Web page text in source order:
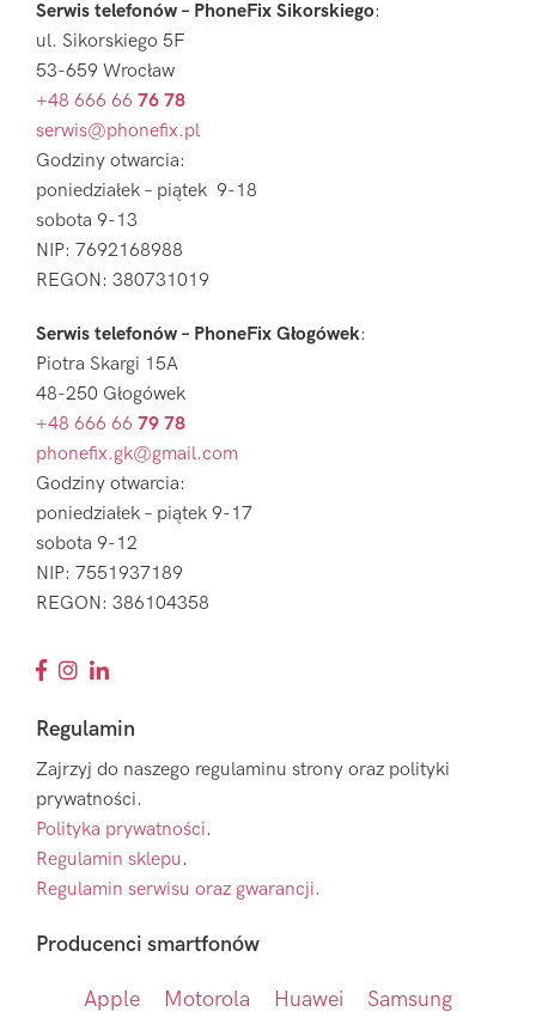
Serwis telefonów – PhoneFix Sikorskiego:
ul. Sikorskiego 5F
53-659 Wrocław
+48 666 66 76 78
serwis@phonefix.pl
Godziny otwarcia:
poniedziałek – piątek 9-18
sobota 9-13
NIP: 7692168988
REGON: 380731019
Serwis telefonów – PhoneFix Głogówek:
Piotra Skargi 15A
48-250 Głogówek
+48 666 66 79 78
phonefix.gk@gmail.com
Godziny otwarcia:
poniedziałek – piątek 9-17
sobota 9-12
NIP: 7551937189
REGON: 386104358
Regulamin
Zajrzyj do naszego regulaminu strony oraz polityki
prywatności.
Polityka prywatności.
Regulamin sklepu.
Regulamin serwisu oraz gwarancji.
Producenci smartfonów
Apple Motorola Huawei Samsung